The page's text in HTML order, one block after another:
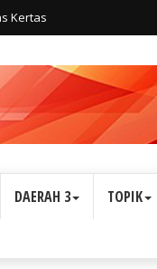
Kertas
DAERAH 3 TOPIK